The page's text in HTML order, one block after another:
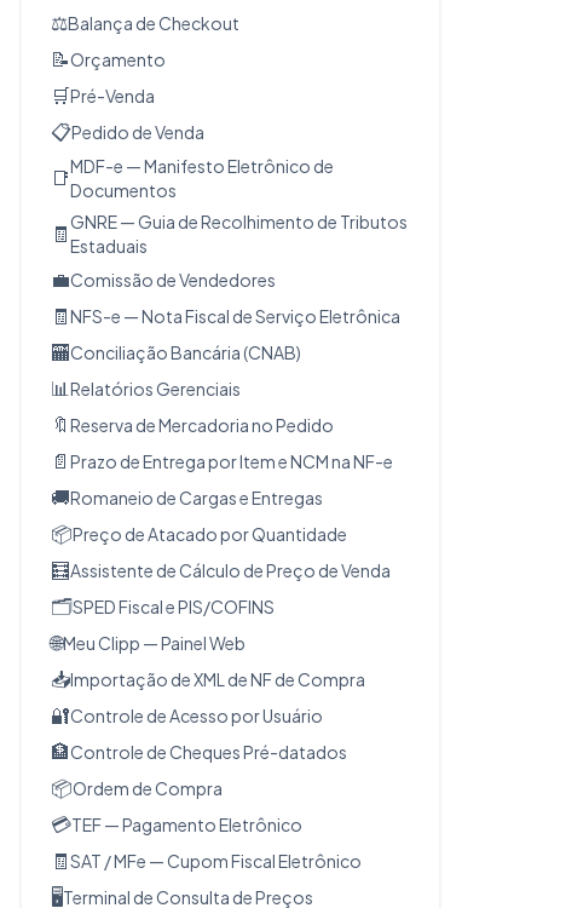
⚖️Balança de Checkout
📝Orçamento
🛒Pré-Venda
📋Pedido de Venda
📑MDF-e — Manifesto Eletrônico de
Documentos
🧾GNRE — Guia de Recolhimento de Tributos
Estaduais
💼Comissão de Vendedores
🧾NFS-e — Nota Fiscal de Serviço Eletrônica
🏧Conciliação Bancária (CNAB)
📊Relatórios Gerenciais
🔖Reserva de Mercadoria no Pedido
📄Prazo de Entrega por Item e NCM na NF-e
🚚Romaneio de Cargas e Entregas
📦Preço de Atacado por Quantidade
🧮Assistente de Cálculo de Preço de Venda
🗂️SPED Fiscal e PIS/COFINS
🌐Meu Clipp — Painel Web
📥Importação de XML de NF de Compra
🔐Controle de Acesso por Usuário
🏦Controle de Cheques Pré-datados
📦Ordem de Compra
💳TEF — Pagamento Eletrônico
🧾SAT / MFe — Cupom Fiscal Eletrônico
🖥️Terminal de Consulta de Preços